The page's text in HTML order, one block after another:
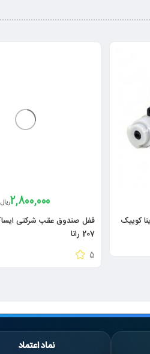
4 تيبا ساينا کویيک
2,800,000ریال
207 رانا
5
نماد اعتماد